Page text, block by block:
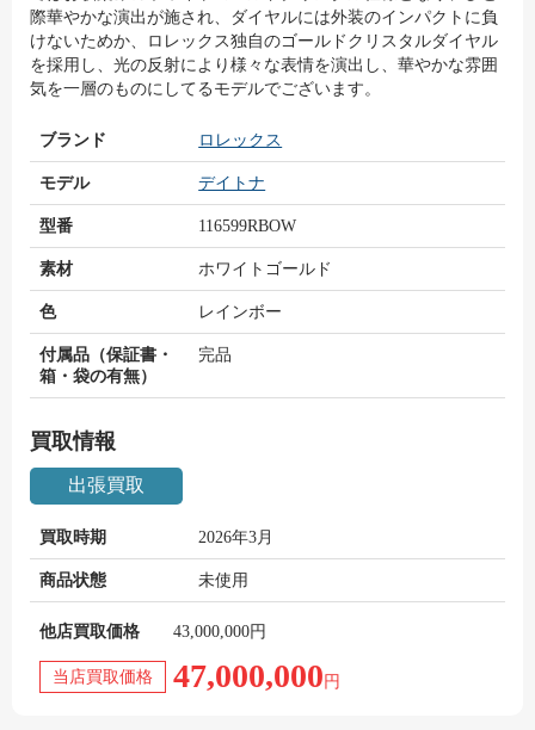
際華やかな演出が施され、ダイヤルには外装のインパクトに負
けないためか、ロレックス独自のゴールドクリスタルダイヤル
を採用し、光の反射により様々な表情を演出し、華やかな雰囲
気を一層のものにしてるモデルでございます。
ブランド ロレックス
モデル デイトナ
型番 116599RBOW
素材 ホワイトゴールド
色 レインボー
付属品（保証書・
箱・袋の有無）
完品
買取情報
出張買取
買取時期 2026年3月
商品状態 未使用
他店買取価格 43,000,000円
当店買取価格 47,000,000 円